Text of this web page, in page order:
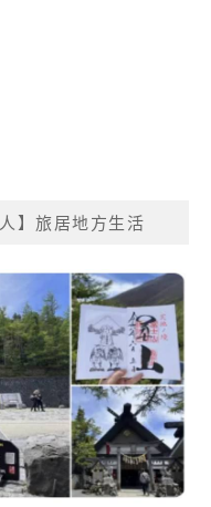
】旅居地方生活